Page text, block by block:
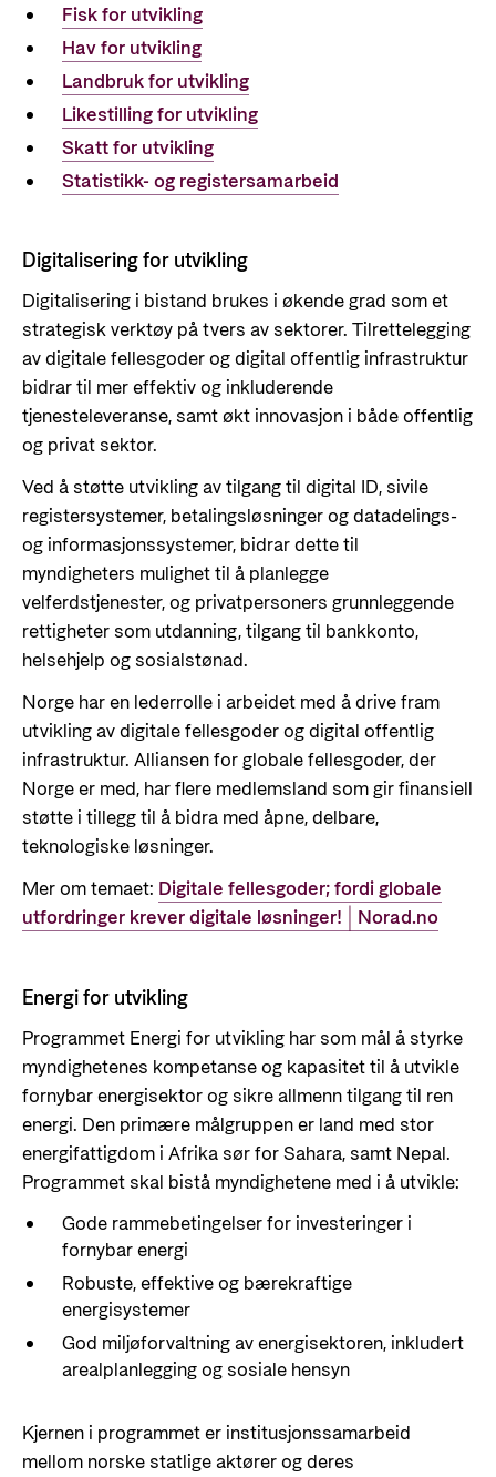
For næringslivet
Statsgarantiordningen for investeringer i
fornybar energi
Norad - Partnerskap med privat sektor
Nyttige lenker
Viktige dokumenter og lenker
Partnerfordeling
Humanitær og helhetlig innsats
Nansen-programmet for Ukraina
Slik er jobbsøkerprosessen i Norad
Spørsmål og svar om jobbmuligheter
Bli med på å bygge fremtidens
bistandsplattform
Om oss
Norads strategi mot 2030
Grønare bistand
Styring av Norad og styringsdokument
Norad sine årsrapporter
Bibliotek
Panorama nyheter
Kontakt
Kontakt oss
Organisasjonskart
Organisasjonsoversikt
Presse og media
Logo
Postjournal
Personvern
Fisk for utvikling
Hav for utvikling
Landbruk for utvikling
Likestilling for utvikling
Skatt for utvikling
Statistikk- og registersamarbeid
Digitalisering for utvikling
Digitalisering i bistand brukes i økende grad som et
strategisk verktøy på tvers av sektorer. Tilrettelegging
av digitale fellesgoder og digital offentlig infrastruktur
bidrar til mer effektiv og inkluderende
tjenesteleveranse, samt økt innovasjon i både offentlig
og privat sektor.
Ved å støtte utvikling av tilgang til digital ID, sivile
registersystemer, betalingsløsninger og datadelings-
og informasjonssystemer, bidrar dette til
myndigheters mulighet til å planlegge
velferdstjenester, og privatpersoners grunnleggende
rettigheter som utdanning, tilgang til bankkonto,
helsehjelp og sosialstønad.
Norge har en lederrolle i arbeidet med å drive fram
utvikling av digitale fellesgoder og digital offentlig
infrastruktur. Alliansen for globale fellesgoder, der
Norge er med, har flere medlemsland som gir finansiell
støtte i tillegg til å bidra med åpne, delbare,
teknologiske løsninger.
Mer om temaet: Digitale fellesgoder; fordi globale
utfordringer krever digitale løsninger! | Norad.no
Energi for utvikling
Programmet Energi for utvikling har som mål å styrke
myndighetenes kompetanse og kapasitet til å utvikle
fornybar energisektor og sikre allmenn tilgang til ren
energi. Den primære målgruppen er land med stor
energifattigdom i Afrika sør for Sahara, samt Nepal.
Programmet skal bistå myndighetene med i å utvikle:
Gode rammebetingelser for investeringer i
fornybar energi
Robuste, effektive og bærekraftige
energisystemer
God miljøforvaltning av energisektoren, inkludert
arealplanlegging og sosiale hensyn
Kjernen i programmet er institusjonssamarbeid
mellom norske statlige aktører og deres